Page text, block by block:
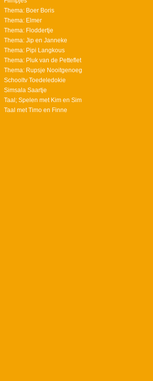
Thema: Boer Boris
Thema: Elmer
Thema: Floddertje
Thema: Jip en Janneke
Thema: Pipi Langkous
Thema: Pluk van de Petteflet
Thema: Rupsje Nooitgenoeg
Schooltv Toedeledokie
Simsala Saartje
Taal; Spelen met Kim en Sim
Taal met Timo en Finne